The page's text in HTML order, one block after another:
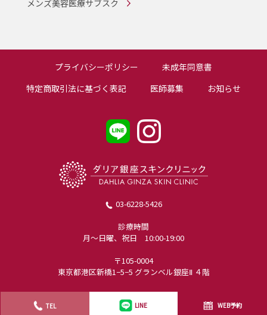
メンズ美容医療サブスク
プライバシーポリシー
未成年同意書
特定商取引法に基づく表記
医師募集 お知らせ
03-6228-5426
診療時間
月〜日曜、祝日 10:00-19:00
〒105-0004
東京都港区新橋1−5−5 グランベル銀座Ⅱ ４階
TEL LINE WEB予約